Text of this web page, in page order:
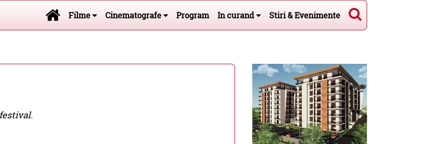
Filme Cinematografe Program In curand Stiri & Evenimente
.